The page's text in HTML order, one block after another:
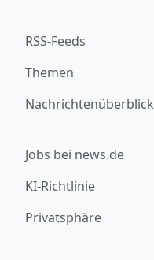
RSS-Feeds
Themen
Nachrichtenüberblick
Jobs bei news.de
KI-Richtlinie
Privatsphäre